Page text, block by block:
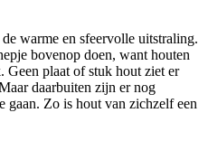
warme en sfeervolle uitstraling.
bovenop doen, want houten
plaat of stuk hout ziet er
daarbuiten zijn er nog
gaan. Zo is hout van zichzelf een